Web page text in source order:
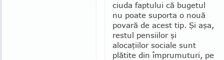
ciuda faptului că bugetul
nu poate suporta o nouă
povară de acest tip. Şi aşa,
restul pensiilor şi
alocaţiilor sociale sunt
plătite din îm­prumu­turi, pe